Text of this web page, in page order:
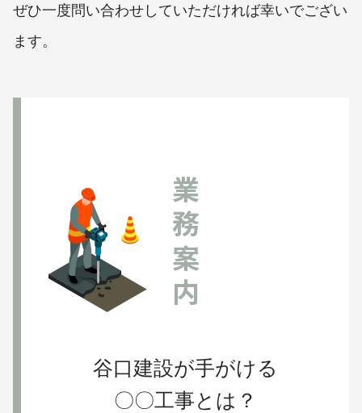
ぜひ一度問い合わせしていただければ幸いでござい
ます。
業務案内
谷口建設が手がける
〇〇工事とは？